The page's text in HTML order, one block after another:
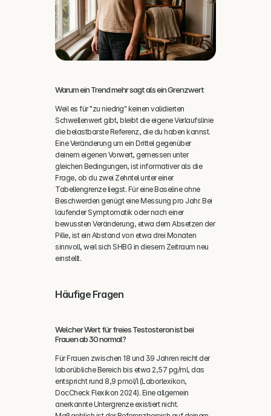
Warum ein Trend mehr sagt als ein Grenzwert
Weil es für "zu niedrig" keinen validierten
Schwellenwert gibt, bleibt die eigene Verlaufslinie
die belastbarste Referenz, die du haben kannst.
Eine Veränderung um ein Drittel gegenüber
deinem eigenen Vorwert, gemessen unter
gleichen Bedingungen, ist informativer als die
Frage, ob du zwei Zehntel unter einer
Tabellengrenze liegst. Für eine Baseline ohne
Beschwerden genügt eine Messung pro Jahr. Bei
laufender Symptomatik oder nach einer
bewussten Veränderung, etwa dem Absetzen der
Pille, ist ein Abstand von etwa drei Monaten
sinnvoll, weil sich SHBG in diesem Zeitraum neu
einstellt.
Häufige Fragen
Welcher Wert für freies Testosteron ist bei
Frauen ab 30 normal?
Für Frauen zwischen 18 und 39 Jahren reicht der
laborübliche Bereich bis etwa 2,57 pg/ml, das
entspricht rund 8,9 pmol/l (Laborlexikon,
DocCheck Flexikon 2024). Eine allgemein
anerkannte Untergrenze existiert nicht.